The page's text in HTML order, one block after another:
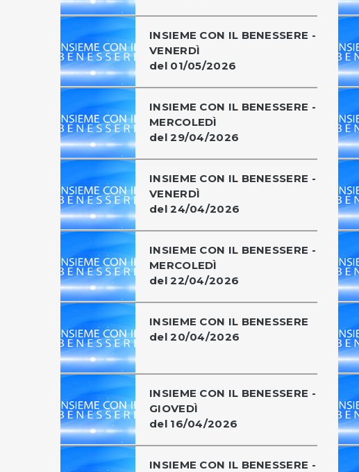
INSIEME CON IL BENESSERE -
VENERDÌ
del 01/05/2026
INSIEME CON IL BENESSERE -
MERCOLEDÌ
del 29/04/2026
INSIEME CON IL BENESSERE -
VENERDÌ
del 24/04/2026
INSIEME CON IL BENESSERE -
MERCOLEDÌ
del 22/04/2026
INSIEME CON IL BENESSERE
del 20/04/2026
INSIEME CON IL BENESSERE -
GIOVEDÌ
del 16/04/2026
INSIEME CON IL BENESSERE -